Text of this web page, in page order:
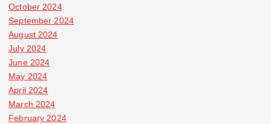
October 2024
September 2024
August 2024
July 2024
June 2024
May 2024
April 2024
March 2024
February 2024